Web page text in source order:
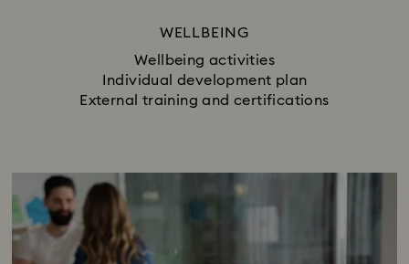
WELLBEING
Wellbeing activities
Individual development plan
External training and certifications